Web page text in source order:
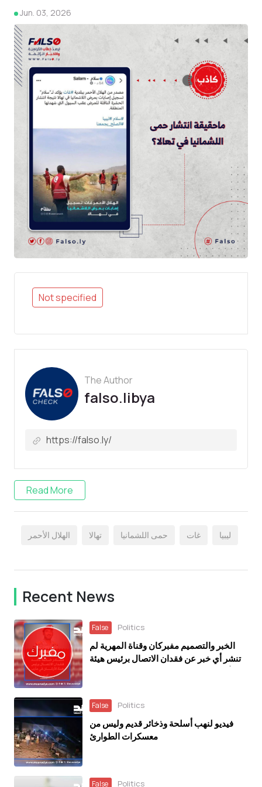
4
Jun. 03, 2026
Not specified
The Author
falso.libya
Read More
الهلال الأحمر تهالا حمى اللشمانيا غات ليبيا
Recent News
False Politics
الخبر والتصميم مفبركان وقناة المهرية لم
تنشر أي خبر عن فقدان الاتصال برئيس هيئة
False Politics
فيديو لنهب أسلحة وذخائر قديم وليس من
معسكرات الطوارئ
False Politics